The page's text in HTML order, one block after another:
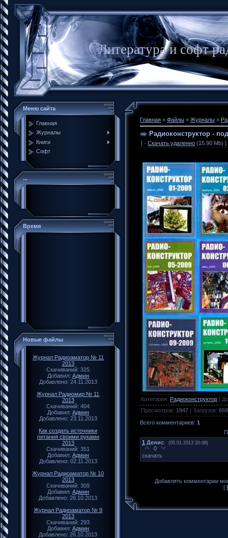
Литература и софт
Меню сайта
Главная
Журналы
Книги
Софт
...
Время
Новые файлы
Журнал Радиоаматор № 11
2013
Скачиваний: 325
Добавил: Админ
Добавлено: 24.11.2013
Журнал Радиомир № 11
2013
Скачиваний: 404
Добавил: Админ
Добавлено: 23.11.2013
Как создать источники
питания своими руками
2013
Скачиваний: 351
Добавил: Админ
Добавлено: 02.11.2013
Журнал Радиоаматор № 10
2013
Скачиваний: 309
Добавил: Админ
Добавлено: 26.10.2013
Журнал Радиоаматор № 9
2013
Скачиваний: 293
Добавил: Админ
Добавлено: 26.10.2013
Главная » Файлы » Журналы »
Радиоконструктор -
[ · Скачать удаленно (15.90 Mb) ]
Категория: Радиоконструктор |
Просмотров: 1947 | Загрузок: 659
Всего комментариев: 1
1 Денис (05.01.2013 20:08)
0
скачать
Добавлять комментарии
[